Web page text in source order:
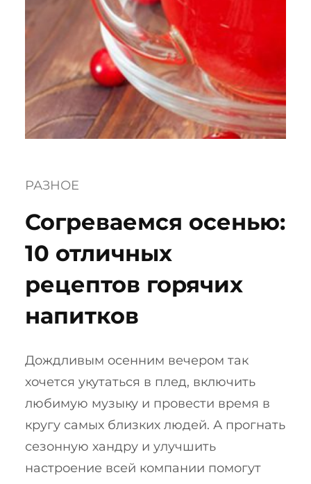
РАЗНОЕ
Согреваемся осенью:
10 отличных
рецептов горячих
напитков
Дождливым осенним вечером так
хочется укутаться в плед, включить
любимую музыку и провести время в
кругу самых близких людей. А прогнать
сезонную хандру и улучшить
настроение всей компании помогут